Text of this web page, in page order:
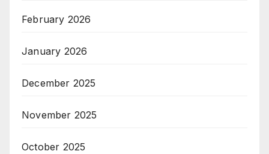
February 2026
January 2026
December 2025
November 2025
October 2025